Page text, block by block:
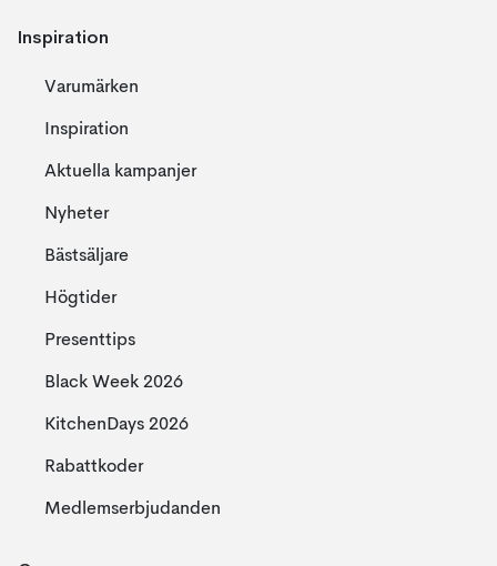
Inspiration
Varumärken
Inspiration
Aktuella kampanjer
Nyheter
Bästsäljare
Högtider
Presenttips
Black Week 2026
KitchenDays 2026
Rabattkoder
Medlemserbjudanden